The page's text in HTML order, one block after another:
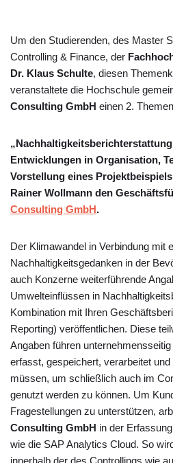
Um den Studierenden, des Master
Controlling & Finance, der
Dr. Klaus Schulte, diesen
veranstaltete die Hochschule
Consulting GmbH einen 2.
Entwicklungen in Organisation,
Vorstellung eines
Rainer Wollmann den
Consulting GmbH.
Der Klimawandel in Verbindung mit
Nachhaltigkeitsgedanken in der
auch Konzerne weiterführende
Umwelteinflüssen in
Kombination mit Ihren
Reporting) veröffentlichen. Diese
Angaben führen
erfasst, gespeichert, verarbeitet
müssen, um schließlich auch im
genutzt werden zu können. Um
Fragestellungen zu unterstützen,
Consulting GmbH in der
wie die SAP Analytics Cloud. So
innerhalb der des Controllings wie